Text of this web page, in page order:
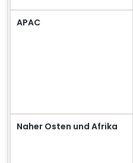
APAC
Naher Osten und Afrika